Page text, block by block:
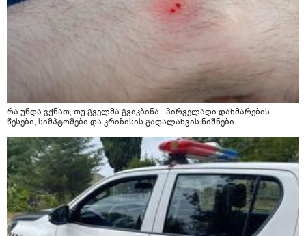
რა უნდა ვქნათ, თუ გველმა გვიკბინა - პირველადი დახმარების
წესები, სიმპტომები და კრიზისის გადალახვის ნიშნები